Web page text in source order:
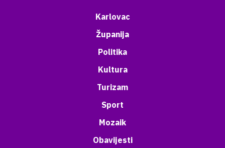
Karlovac
Županija
Politika
Kultura
Turizam
Sport
Mozaik
Obavijesti